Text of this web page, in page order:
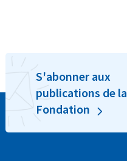
S'abonner aux
publications de la
Fondation